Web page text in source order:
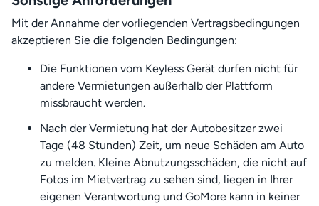
Mit der Annahme der vorliegenden Vertragsbedingungen
akzeptieren Sie die folgenden Bedingungen:
Die Funktionen vom Keyless Gerät dürfen nicht für
andere Vermietungen außerhalb der Plattform
missbraucht werden.
Nach der Vermietung hat der Autobesitzer zwei
Tage (48 Stunden) Zeit, um neue Schäden am Auto
zu melden. Kleine Abnutzungsschäden, die nicht auf
Fotos im Mietvertrag zu sehen sind, liegen in Ihrer
eigenen Verantwortung und GoMore kann in keiner